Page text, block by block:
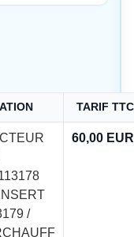
TARIF TTC
/
60,00 EUR